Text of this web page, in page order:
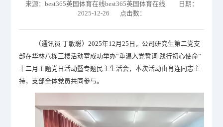
来源：best365英国体育在线best365英国体育在线 日期：
2025-12-26 点击数：
（通讯员
丁敏聪）2025年12月25日，​公司研究生第二党支
部在华林八栋三楼活动室成功举办“重温入党誓词 践行初心使命”
十二月主题党日活动暨专题民主生活会，本次活动由肖连同志主
持，支部全体党员共同参与。